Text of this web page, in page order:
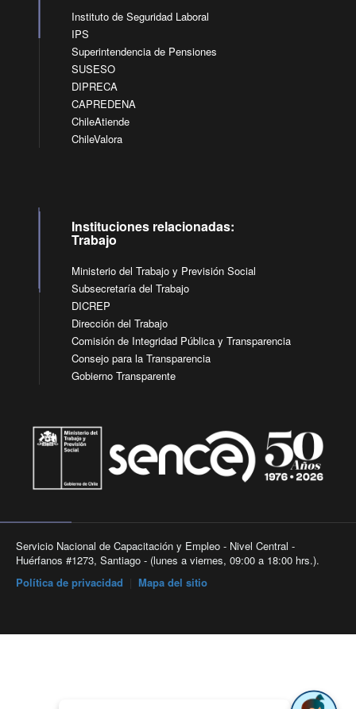
Instituto de Seguridad Laboral
IPS
Superintendencia de Pensiones
SUSESO
DIPRECA
CAPREDENA
ChileAtiende
ChileValora
Instituciones relacionadas:
Trabajo
Ministerio del Trabajo y Previsión Social
Subsecretaría del Trabajo
DICREP
Dirección del Trabajo
Comisión de Integridad Pública y Transparencia
Consejo para la Transparencia
Gobierno Transparente
Servicio Nacional de Capacitación y Empleo - Nivel Central -
Huérfanos #1273, Santiago - (lunes a viernes, 09:00 a 18:00 hrs.).
Política de privacidad
Mapa del sitio